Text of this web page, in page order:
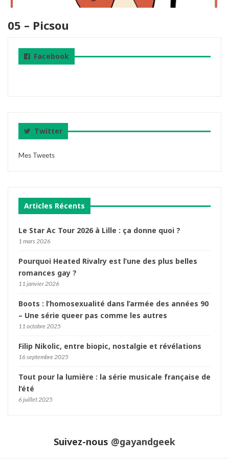
05 – Picsou
Facebook
Twitter
Mes Tweets
Articles Récents
Le Star Ac Tour 2026 à Lille : ça donne quoi ?
1 mars 2026
Pourquoi Heated Rivalry est l’une des plus belles
romances gay ?
11 janvier 2026
Boots : l’homosexualité dans l’armée des années 90
– Une série queer pas comme les autres
11 octobre 2025
Filip Nikolic, entre biopic, nostalgie et révélations
16 septembre 2025
Tout pour la lumière : la série musicale française de
l’été
6 juillet 2025
Suivez-nous @gayandgeek